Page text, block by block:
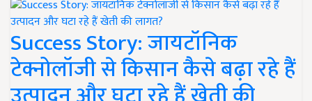
Success Story: जायटॉनिक
टेक्नोलॉजी से किसान कैसे बढ़ा रहे हैं